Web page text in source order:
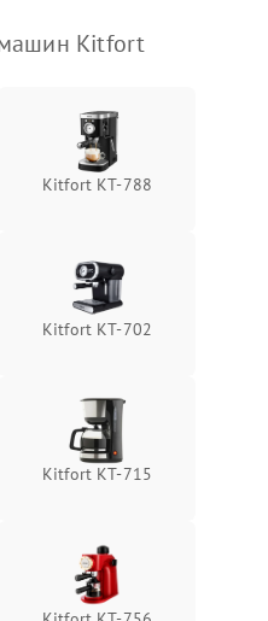
Kitfort
Kitfort КТ-788
Kitfort KT-702
Kitfort KT-715